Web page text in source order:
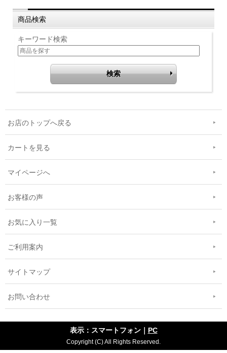
商品検索
キーワード検索
お店のトップへ戻る
カートを見る
マイページへ
お客様の声
お気に入り一覧
ご利用案内
サイトマップ
お問い合わせ
表示：スマートフォン｜ PC
Copyright (C) All Rights Reserved.